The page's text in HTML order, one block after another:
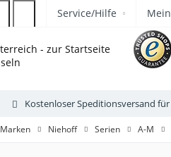
Service/Hilfe
Neuheiten
Kostenloser Speditionsversand für
Marken Niehoff Serien A-M